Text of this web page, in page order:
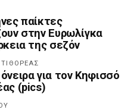
παίκτες
στην Ευρωλίγκα
της σεζόν
για τον Κηφισσό
(pics)